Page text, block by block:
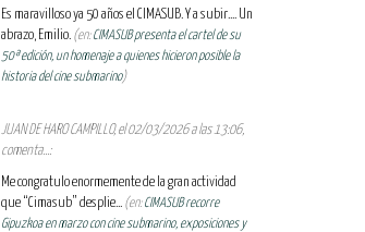
Es maravilloso ya 50 años el CIMASUB. Y a subir.... Un
abrazo, Emilio. (en:CIMASUB presenta el cartel de su
50ª edición, un homenaje a quienes hicieron posible la
historia del cine submarino)
JUAN DE HARO CAMPILLO, el 02/03/2026 a las 13:06,
comenta...:
Me congratulo enormemente de la gran actividad
que “Cimasub” desplie... (en:CIMASUB recorre
Gipuzkoa en marzo con cine submarino, exposiciones y